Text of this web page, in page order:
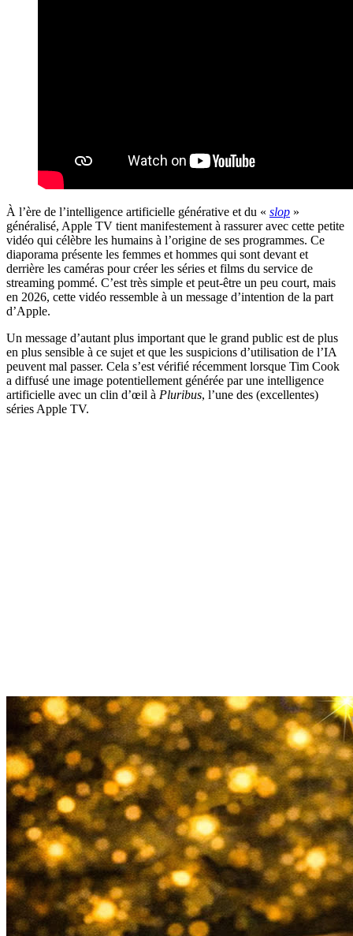
À l’ère de l’intelligence artificielle générative et du « slop »
généralisé, Apple TV tient manifestement à rassurer avec cette petite
vidéo qui célèbre les humains à l’origine de ses programmes. Ce
diaporama présente les femmes et hommes qui sont devant et
derrière les caméras pour créer les séries et films du service de
streaming pommé. C’est très simple et peut-être un peu court, mais
en 2026, cette vidéo ressemble à un message d’intention de la part
d’Apple.
Un message d’autant plus important que le grand public est de plus
en plus sensible à ce sujet et que les suspicions d’utilisation de l’IA
peuvent mal passer. Cela s’est vérifié récemment lorsque Tim Cook
a diffusé une image potentiellement générée par une intelligence
artificielle avec un clin d’œil à Pluribus, l’une des (excellentes)
séries Apple TV.